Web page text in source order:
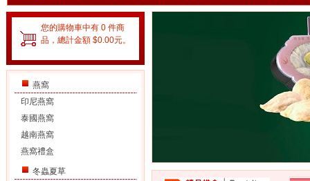
您的購物車中有 0 件商
品，總計金額 $0.00元。
燕窩
印尼燕窩
泰國燕窩
越南燕窩
燕窩禮盒
冬蟲夏草